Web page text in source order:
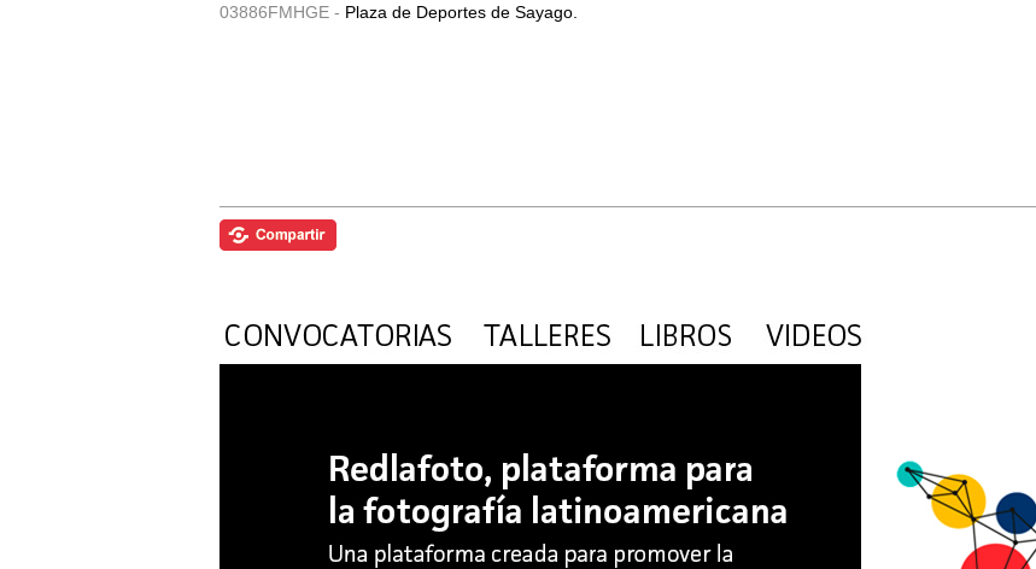
03886FMHGE - Plaza de Deportes de Sayago.